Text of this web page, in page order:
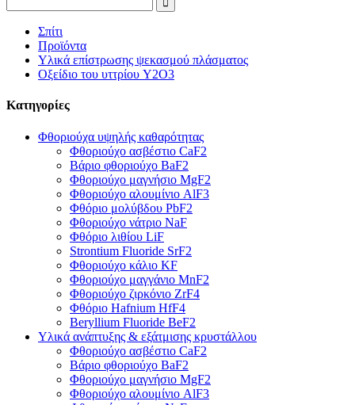
Σπίτι
Προϊόντα
Υλικά επίστρωσης ψεκασμού πλάσματος
Οξείδιο του υττρίου Y2O3
Κατηγορίες
Φθοριούχα υψηλής καθαρότητας
Φθοριούχο ασβέστιο CaF2
Βάριο φθοριούχο BaF2
Φθοριούχο μαγνήσιο MgF2
Φθοριούχο αλουμίνιο AlF3
Φθόριο μολύβδου PbF2
Φθοριούχο νάτριο NaF
Φθόριο λιθίου LiF
Strontium Fluoride SrF2
Φθοριούχο κάλιο KF
Φθοριούχο μαγγάνιο MnF2
Φθοριούχο ζιρκόνιο ZrF4
Φθόριο Hafnium HfF4
Beryllium Fluoride BeF2
Υλικά ανάπτυξης & εξάτμισης κρυστάλλου
Φθοριούχο ασβέστιο CaF2
Βάριο φθοριούχο BaF2
Φθοριούχο μαγνήσιο MgF2
Φθοριούχο αλουμίνιο AlF3